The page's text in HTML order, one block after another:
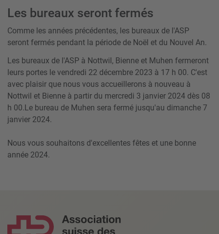
Les bureaux seront fermés
Comme les années précédentes, les bureaux de l'ASP
seront fermés pendant la période de Noël et du Nouvel An.
Les bureaux de l'ASP à Nottwil, Bienne et Muhen fermeront
leurs portes le vendredi 22 décembre 2023 à 17 h 00. C'est
avec plaisir que nous vous accueillerons à nouveau à
Nottwil et Bienne à partir du mercredi 3 janvier 2024 dès 08
h 00.Le bureau de Muhen sera fermé jusqu'au dimanche 7
janvier 2024.
Nous vous souhaitons d'excellentes fêtes et une bonne
année 2024.